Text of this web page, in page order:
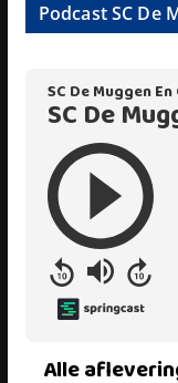
Podcast SC De